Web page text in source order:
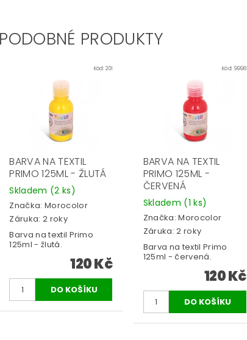
PODOBNÉ PRODUKTY
Kód:201
BARVA NA TEXTIL
PRIMO 125ML - ŽLUTÁ
Skladem (2 ks)
Značka: Morocolor
Záruka: 2 roky
Barva na textil Primo
125ml - žlutá.
120 Kč
Kód: 9998
BARVA NA TEXTIL
PRIMO 125ML -
ČERVENÁ
Skladem (1 ks)
Značka:Morocolor
Záruka: 2 roky
Barva na textil Primo
125ml - červená.
120 Kč